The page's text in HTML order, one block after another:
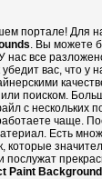
портале! Для
. Вы можете
нас все
вас, что у
поиском.
с нескольких
чаще.
Есть
которые
послужат
Paint